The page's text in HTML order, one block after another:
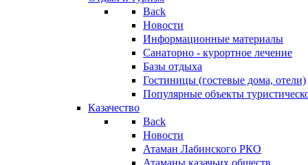
Back
Новости
Информационные материалы
Санаторно - курортное лечение
Базы отдыха
Гостиницы (гостевые дома, отели)
Популярные объекты
Казачество
Back
Новости
Атаман Лабинского РКО
Атаманы казачьих обществ